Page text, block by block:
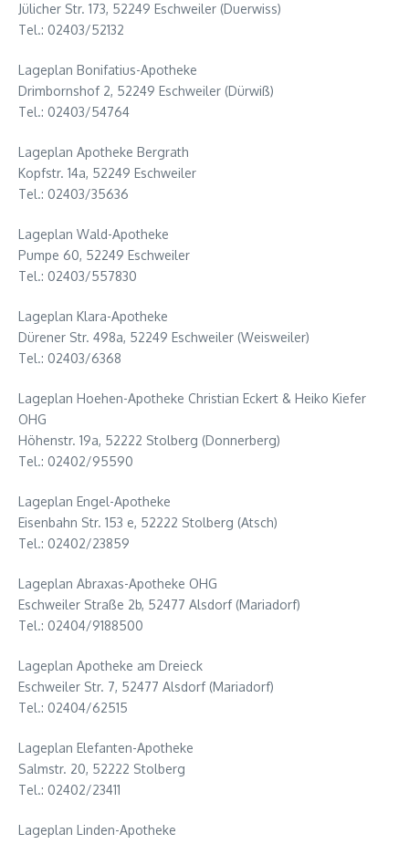
Jülicher Str. 173, 52249 Eschweiler (Duerwiss)
Tel.: 02403/52132
Lageplan Bonifatius-Apotheke
Drimbornshof 2, 52249 Eschweiler (Dürwiß)
Tel.: 02403/54764
Lageplan Apotheke Bergrath
Kopfstr. 14a, 52249 Eschweiler
Tel.: 02403/35636
Lageplan Wald-Apotheke
Pumpe 60, 52249 Eschweiler
Tel.: 02403/557830
Lageplan Klara-Apotheke
Dürener Str. 498a, 52249 Eschweiler (Weisweiler)
Tel.: 02403/6368
Lageplan Hoehen-Apotheke Christian Eckert & Heiko Kiefer
OHG
Höhenstr. 19a, 52222 Stolberg (Donnerberg)
Tel.: 02402/95590
Lageplan Engel-Apotheke
Eisenbahn Str. 153 e, 52222 Stolberg (Atsch)
Tel.: 02402/23859
Lageplan Abraxas-Apotheke OHG
Eschweiler Straße 2b, 52477 Alsdorf (Mariadorf)
Tel.: 02404/9188500
Lageplan Apotheke am Dreieck
Eschweiler Str. 7, 52477 Alsdorf (Mariadorf)
Tel.: 02404/62515
Lageplan Elefanten-Apotheke
Salmstr. 20, 52222 Stolberg
Tel.: 02402/23411
Lageplan Linden-Apotheke